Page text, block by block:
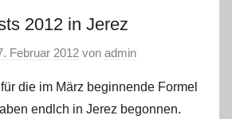
2012 in Jerez
Februar 2012 von admin
die im März beginnende Formel
endlch in Jerez begonnen.